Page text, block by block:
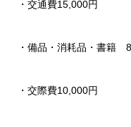
・交通費15,000円
・備品・消耗品・書籍
・交際費10,000円